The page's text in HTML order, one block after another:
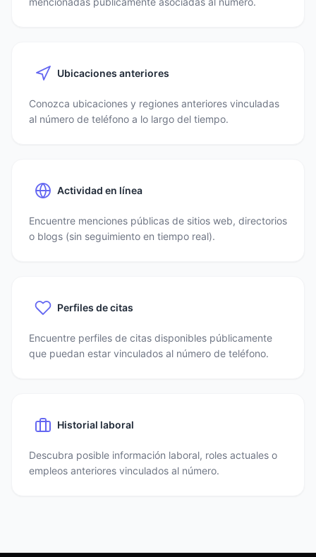
Ubicaciones anteriores
Conozca ubicaciones y regiones anteriores vinculadas
al número de teléfono a lo largo del tiempo.
Actividad en línea
Encuentre menciones públicas de sitios web, directorios
o blogs (sin seguimiento en tiempo real).
Perfiles de citas
Encuentre perfiles de citas disponibles públicamente
que puedan estar vinculados al número de teléfono.
Historial laboral
Descubra posible información laboral, roles actuales o
empleos anteriores vinculados al número.